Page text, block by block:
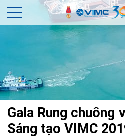
Gala Rung chuông
Sáng tạo VIMC